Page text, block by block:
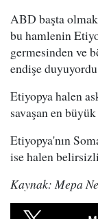
ABD başta
bu hamlenin
germesinden ve
endişe
Etiyopya halen
savaşan en
Etiyopya'nın
ise halen
Kaynak: Mepa